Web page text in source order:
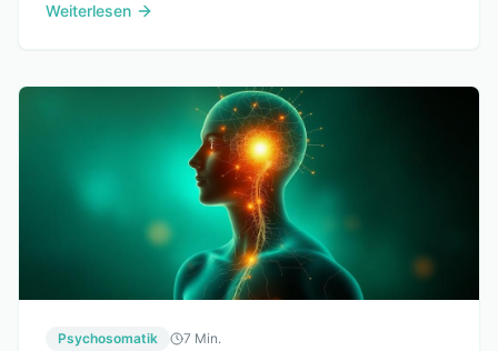
Weiterlesen
Psychosomatik 7 Min.